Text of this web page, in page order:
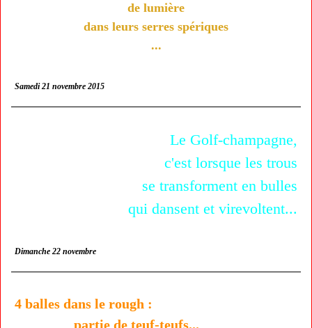
de lumière
dans leurs serres spériques
...
Samedi 21 novembre 2015
Le Golf-champagne,
c'est lorsque les trous
se transforment en bulles
qui dansent et virevoltent...
Dimanche 22 novembre
4 balles dans le rough :
partie de teuf-teufs...